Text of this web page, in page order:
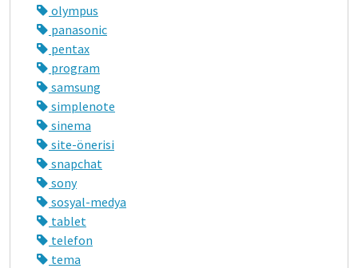
olympus
panasonic
pentax
program
samsung
simplenote
sinema
site-önerisi
snapchat
sony
sosyal-medya
tablet
telefon
tema